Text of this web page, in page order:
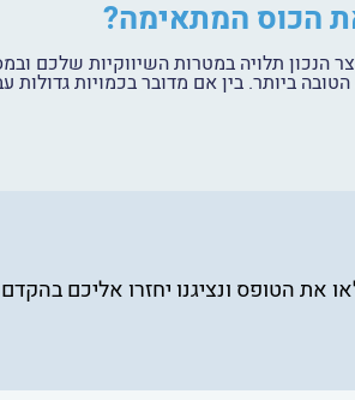
הכוס המתאימה?
ביותר. בין אם מדובר בכמויות
את הטופס ונציגנו יחזרו אליכם בהקדם